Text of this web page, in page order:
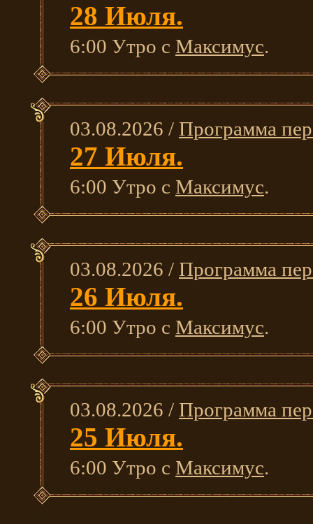
28 Июля.
6:00 Утро с Максимус.
03.08.2026 / Программа
27 Июля.
6:00 Утро с Максимус.
03.08.2026 / Программа
26 Июля.
6:00 Утро с Максимус.
03.08.2026 / Программа
25 Июля.
6:00 Утро с Максимус.